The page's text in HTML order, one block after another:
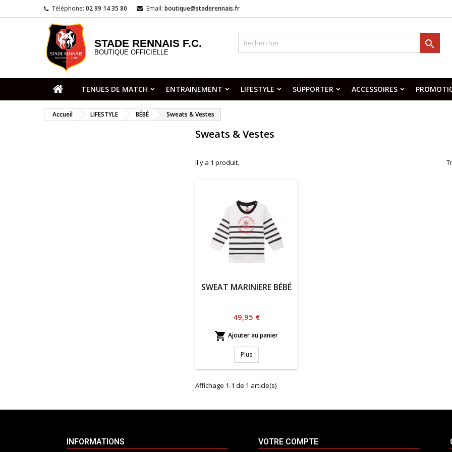
Téléphone: 02 99 14 35 80 Email: boutique@staderennais.fr
STADE RENNAIS F.C.
BOUTIQUE OFFICIELLE

TENUES DE MATCH ENTRAINEMENT LIFESTYLE SUPPORTER ACCESSOIRES
Accueil LIFESTYLE BÉBÉ Sweats & Vestes
Sweats & Vestes
Il y a 1 produit.
SWEAT MARINIERE BÉBÉ
Prix
49,95 €
 Ajouter au panier
Plus
Affichage 1-1 de 1 article(s)
INFORMATIONS VOTRE COMPTE